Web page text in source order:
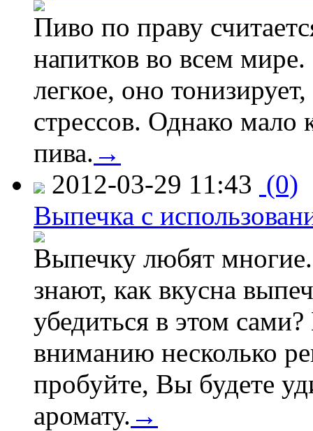
Пиво по праву
напитков во всем
легкое, оно
стрессов. Однако мало
пива. →
2012-03-29 11:43 (0)
Выпечка с
Выпечку любят
знают, как вкусна
убедиться в этом
вниманию несколько
пробуйте, Вы будете
аромату. →